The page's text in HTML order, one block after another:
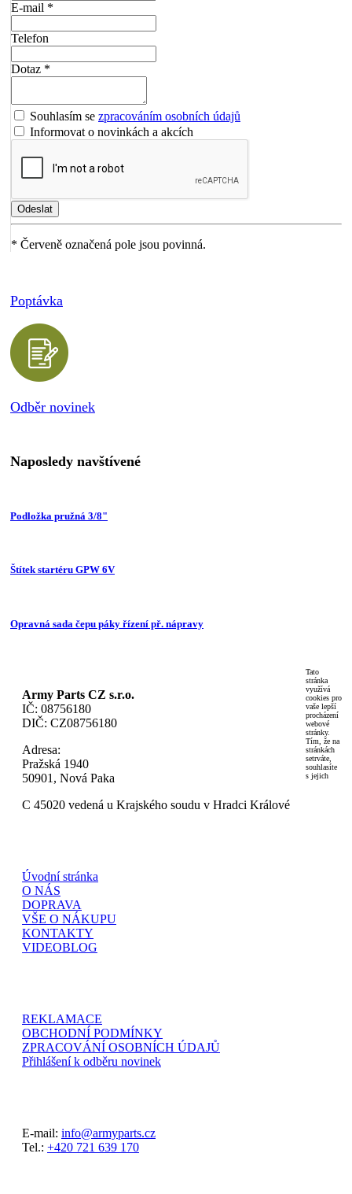
E-mail *
Telefon
Dotaz *
Souhlasím se zpracováním osobních údajů
Informovat o novinkách a akcích
* Červeně označená pole jsou povinná.
Poptávka
Odběr novinek
Naposledy navštívené
Podložka pružná 3/8"
Štítek startéru GPW 6V
Opravná sada čepu páky řízení př. nápravy
Army Parts CZ s.r.o.
IČ: 08756180
DIČ: CZ08756180
Adresa:
Pražská 1940
50901, Nová Paka
C 45020 vedená u Krajského soudu v Hradci Králové
Úvodní stránka
O NÁS
DOPRAVA
VŠE O NÁKUPU
KONTAKTY
VIDEOBLOG
REKLAMACE
OBCHODNÍ PODMÍNKY
ZPRACOVÁNÍ OSOBNÍCH ÚDAJŮ
Přihlášení k odběru novinek
E-mail: info@armyparts.cz
Tel.: +420 721 639 170
Tato
stránka
využívá
cookies pro
vaše lepší
procházení
webové
stránky.
Tím, že na
stránkách
setrváte,
souhlasíte
s jejich